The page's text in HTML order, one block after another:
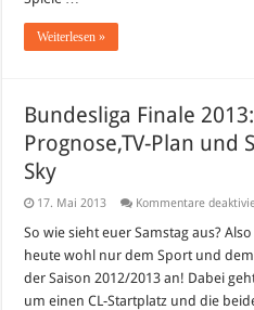
Weiterlesen »
Bundesliga Finale
Prognose,TV-Plan und
Sky
17. Mai 2013 Kommentare
So wie sieht euer Samstag aus?
heute wohl nur dem Sport und
der Saison 2012/2013 an! Dabei
um einen CL-Startplatz und die